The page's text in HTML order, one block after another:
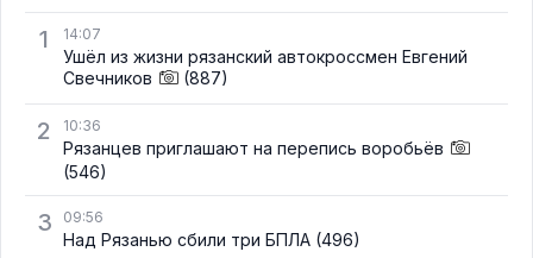
1
14:07
Ушёл из жизни рязанский автокроссмен Евгений
Свечников
(887)
2 10:36
Рязанцев приглашают на перепись воробьёв
(546)
3 09:56
Над Рязанью сбили три БПЛА (496)